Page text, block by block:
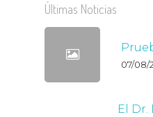
Últimas Noticias
07/08/
El Dr.